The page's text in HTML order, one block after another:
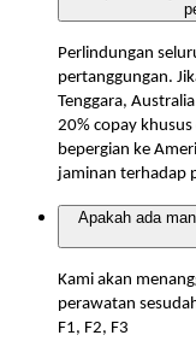
Perlindungan
pertanggungan.
Tenggara,
20% copay
bepergian ke
jaminan terhadap
Apakah ada
Kami akan
perawatan
F1, F2, F3